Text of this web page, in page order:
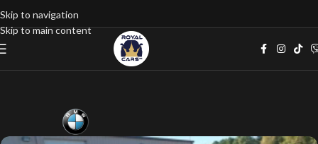
Skip to navigation
Skip to main content
Седан